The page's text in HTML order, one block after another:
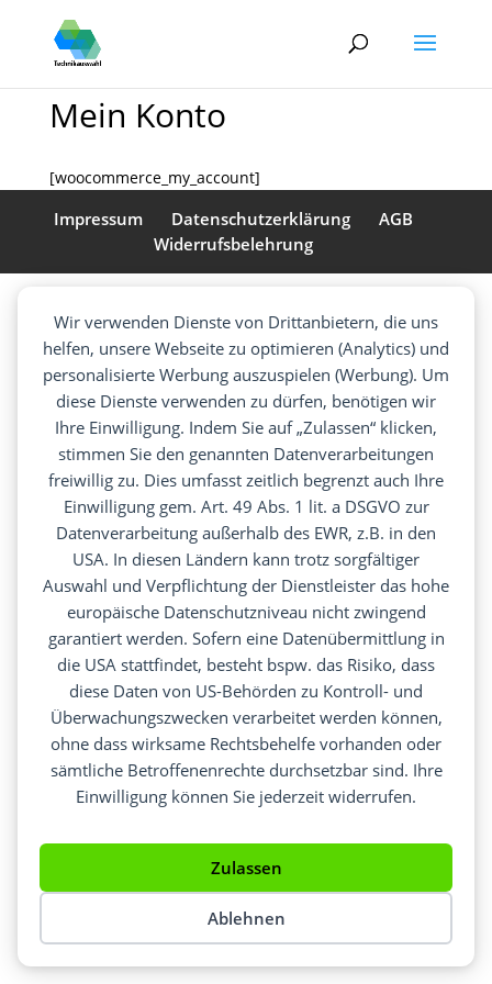
Wir verwenden Dienste von Drittanbietern, die uns
helfen, unsere Webseite zu optimieren (Analytics) und
personalisierte Werbung auszuspielen (Werbung). Um
diese Dienste verwenden zu dürfen, benötigen wir
Ihre Einwilligung. Indem Sie auf „Zulassen“ klicken,
stimmen Sie den genannten Datenverarbeitungen
freiwillig zu. Dies umfasst zeitlich begrenzt auch Ihre
Einwilligung gem. Art. 49 Abs. 1 lit. a DSGVO zur
Datenverarbeitung außerhalb des EWR, z.B. in den
USA. In diesen Ländern kann trotz sorgfältiger
Auswahl und Verpflichtung der Dienstleister das hohe
europäische Datenschutzniveau nicht zwingend
garantiert werden. Sofern eine Datenübermittlung in
die USA stattfindet, besteht bspw. das Risiko, dass
diese Daten von US-Behörden zu Kontroll- und
Überwachungszwecken verarbeitet werden können,
ohne dass wirksame Rechtsbehelfe vorhanden oder
sämtliche Betroffenenrechte durchsetzbar sind. Ihre
Einwilligung können Sie jederzeit widerrufen.
Zulassen
Ablehnen
Mein Konto
[woocommerce_my_account]
Impressum Datenschutzerklärung
AGB
Widerrufsbelehrung